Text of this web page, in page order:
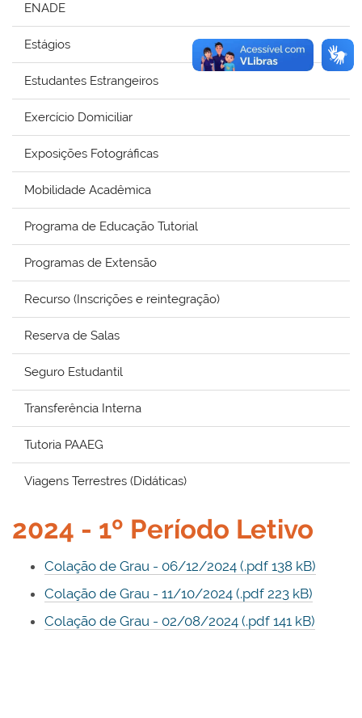
ENADE
Estágios
Estudantes Estrangeiros
Exercício Domiciliar
Exposições Fotográficas
Mobilidade Acadêmica
Programa de Educação Tutorial
Programas de Extensão
Recurso (Inscrições e reintegração)
Reserva de Salas
Seguro Estudantil
Transferência Interna
Tutoria PAAEG
Viagens Terrestres (Didáticas)
2024 - 1º Período Letivo
Colação de Grau - 06/12/2024 (.pdf 138 kB)
Colação de Grau - 11/10/2024 (.pdf 223 kB)
Colação de Grau - 02/08/2024 (.pdf 141 kB)